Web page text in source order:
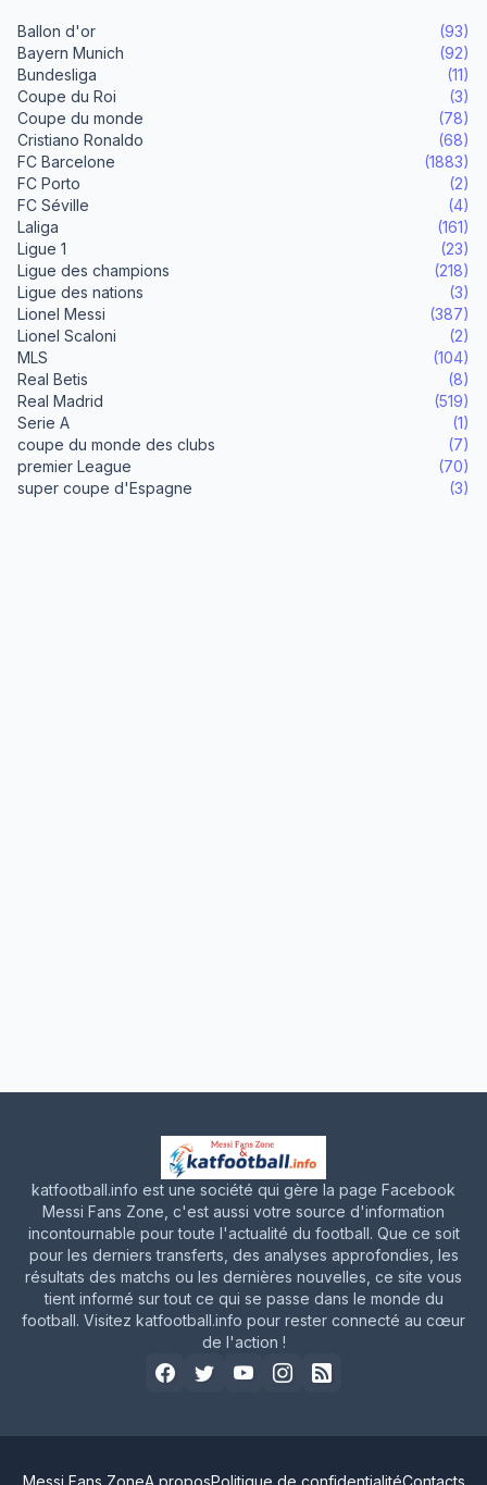
Ballon d'or
(93)
Bayern Munich
(92)
Bundesliga
(11)
Coupe du Roi
(3)
Coupe du monde
(78)
Cristiano Ronaldo
(68)
FC Barcelone
(1883)
FC Porto
(2)
FC Séville
(4)
Laliga
(161)
Ligue 1
(23)
Ligue des champions
(218)
Ligue des nations
(3)
Lionel Messi
(387)
Lionel Scaloni
(2)
MLS
(104)
Real Betis
(8)
Real Madrid
(519)
Serie A
(1)
coupe du monde des clubs
(7)
premier League
(70)
super coupe d'Espagne
(3)
katfootball.info est une société qui gère la page Facebook
Messi Fans Zone, c'est aussi votre source d'information
incontournable pour toute l'actualité du football. Que ce soit
pour les derniers transferts, des analyses approfondies, les
résultats des matchs ou les dernières nouvelles, ce site vous
tient informé sur tout ce qui se passe dans le monde du
football. Visitez katfootball.info pour rester connecté au cœur
de l'action !